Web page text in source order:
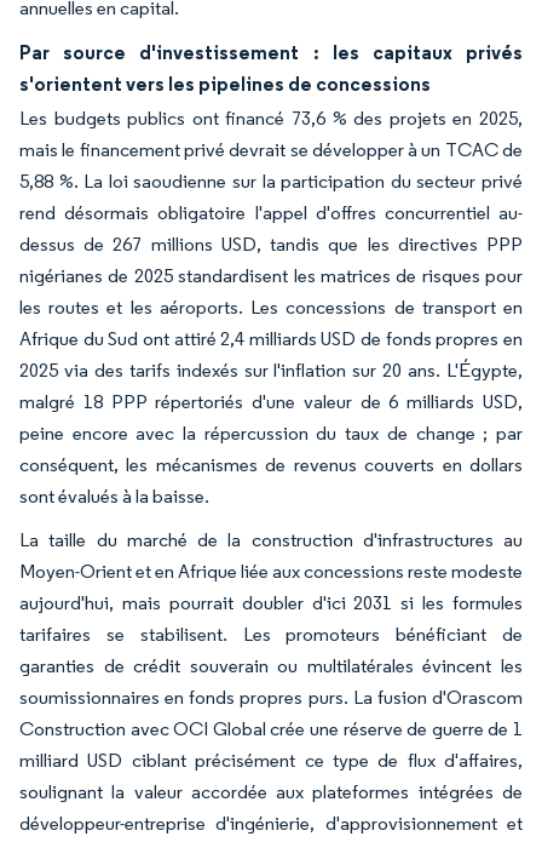
annuelles en capital.
Par source d'investissement : les capitaux privés
s'orientent vers les pipelines de concessions
Les budgets publics ont financé 73,6 % des projets en 2025,
mais le financement privé devrait se développer à un TCAC de
5,88 %. La loi saoudienne sur la participation du secteur privé
rend désormais obligatoire l'appel d'offres concurrentiel au-
dessus de 267 millions USD, tandis que les directives PPP
nigérianes de 2025 standardisent les matrices de risques pour
les routes et les aéroports. Les concessions de transport en
Afrique du Sud ont attiré 2,4 milliards USD de fonds propres en
2025 via des tarifs indexés sur l'inflation sur 20 ans. L'Égypte,
malgré 18 PPP répertoriés d'une valeur de 6 milliards USD,
peine encore avec la répercussion du taux de change ; par
conséquent, les mécanismes de revenus couverts en dollars
sont évalués à la baisse.
La taille du marché de la construction d'infrastructures au
Moyen-Orient et en Afrique liée aux concessions reste modeste
aujourd'hui, mais pourrait doubler d'ici 2031 si les formules
tarifaires se stabilisent. Les promoteurs bénéficiant de
garanties de crédit souverain ou multilatérales évincent les
soumissionnaires en fonds propres purs. La fusion d'Orascom
Construction avec OCI Global crée une réserve de guerre de 1
milliard USD ciblant précisément ce type de flux d'affaires,
soulignant la valeur accordée aux plateformes intégrées de
développeur-entreprise d'ingénierie, d'approvisionnement et